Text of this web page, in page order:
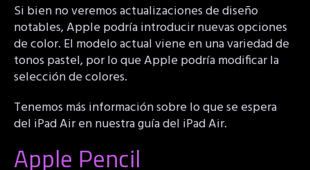
Si bien no veremos actualizaciones de diseño
notables, Apple podría introducir nuevas opciones
de color. El modelo actual viene en una variedad de
tonos pastel, por lo que Apple podría modificar la
selección de colores.
Tenemos más información sobre lo que se espera
del iPad Air en nuestra guía del iPad Air.
Apple Pencil